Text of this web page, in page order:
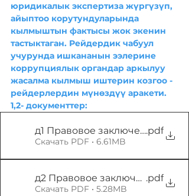
юридикалык экспертиза жүргүзүп,
айыптоо корутундуларында
кылмыштын фактысы жок экенин
тастыктаган. Рейдердик чабуул
учурунда ишкананын ээлерине
коррупциялык органдар аркылуу
жасалма кылмыш иштерин козгоо -
рейдерлердин мүнөздүү аракети.
1,2- документтер:
д1 Правовое заключение по
.pdf
Скачать PDF • 6.61MB
д2 Правовое заключение по
.pdf
Скачать PDF • 5.28MB